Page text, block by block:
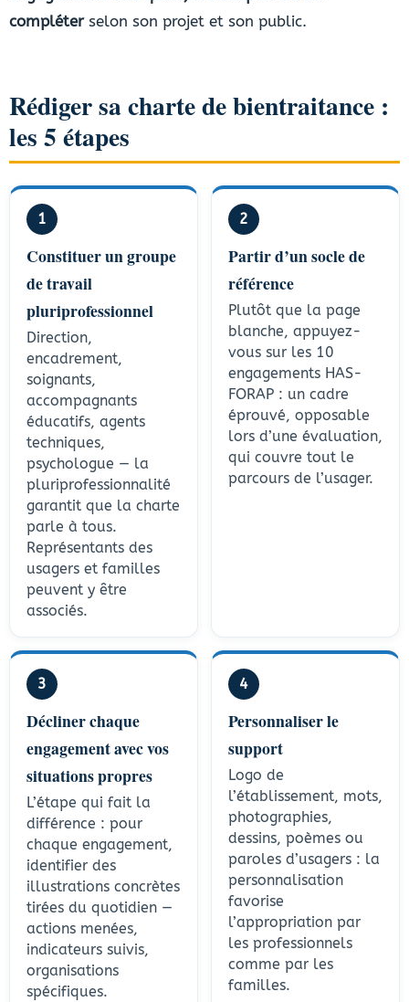
compléterselon son projet et son public.
Rédiger sa charte de bientraitance :
les 5 étapes
1
Constituer un groupe
de travail
pluriprofessionnel
Direction,
encadrement,
soignants,
accompagnants
éducatifs, agents
techniques,
psychologue — la
pluriprofessionnalité
garantit que la charte
parle à tous.
Représentants des
usagers et familles
peuvent y être
associés.
2
Partir d’un socle de
référence
Plutôt que la page
blanche, appuyez-
vous sur les 10
engagements HAS-
FORAP : un cadre
éprouvé, opposable
lors d’une évaluation,
qui couvre tout le
parcours de l’usager.
3
Décliner chaque
engagement avec vos
situations propres
L’étape qui fait la
différence : pour
chaque engagement,
identifier des
illustrations concrètes
tirées du quotidien —
actions menées,
indicateurs suivis,
organisations
spécifiques.
4
Personnaliser le
support
Logo de
l’établissement, mots,
photographies,
dessins, poèmes ou
paroles d’usagers : la
personnalisation
favorise
l’appropriation par
les professionnels
comme par les
familles.